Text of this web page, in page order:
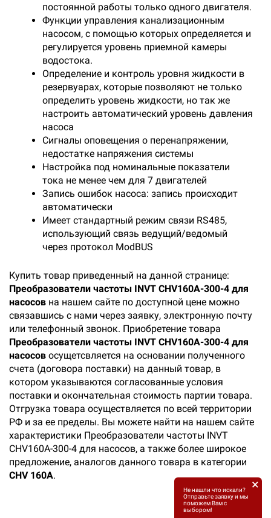
постоянной работы только одного двигателя.
Функции управления канализационным
насосом, с помощью которых определяется и
регулируется уровень приемной камеры
водостока.
Определение и контроль уровня жидкости в
резервуарах, которые позволяют не только
определить уровень жидкости, но так же
настроить автоматический уровень давления
насоса
Сигналы оповещения о перенапряжении,
недостатке напряжения системы
Настройка под номинальные показатели
тока не менее чем для 7 двигателей
Запись ошибок насоса: запись происходит
автоматически
Имеет стандартный режим связи RS485,
использующий связь ведущий/ведомый
через протокол ModBUS
Купить товар приведенный на данной странице:
Преобразователи частоты INVT CHV160A-300-4 для
насосов на нашем сайте по доступной цене можно
связавшись с нами через заявку, электронную почту
или телефонный звонок. Приобретение товара
Преобразователи частоты INVT CHV160A-300-4 для
насосов осущетсвляется на основании полученного
счета (договора поставки) на данный товар, в
котором указываются согласованные условия
поставки и окончательная стоимость партии товара.
Отгрузка товара осуществляется по всей территории
РФ и за ее пределы. Вы можете найти на нашем сайте
характеристики Преобразователи частоты INVT
CHV160A-300-4 для насосов, а также более широкое
предложение, аналогов данного товара в категории
CHV 160A.
Не нашли что искали?
Отправьте заявку и мы
поможем Вам с
выбором!
×